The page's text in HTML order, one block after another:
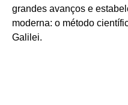
grandes avanços e
moderna: o método
Galilei.